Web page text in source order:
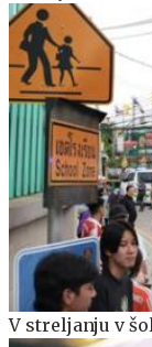
V streljanju v